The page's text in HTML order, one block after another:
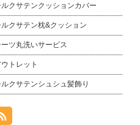
ルクサテンクッションカバー
ルクサテン枕&クッション
ーツ丸洗いサービス
ウトレット
ルクサテンシュシュ髪飾り